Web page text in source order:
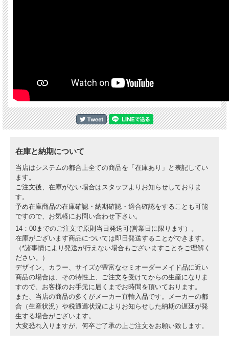
在庫と納期について
当店はシステムの都合上全ての商品を「在庫あり」と表記してい
ます。
ご注文後、在庫がない場合はスタッフよりお知らせしておりま
す。
予め在庫商品の在庫確認・納期確認・適合確認をすることも可能
ですので、お気軽にお問い合わせ下さい。
14：00までのご注文で原則当日発送可(営業日に限ります）。
在庫がございます商品については即日発送することができます。
（*諸事情により発送が行えない場合もございますことをご理解く
ださい。）
デザイン、カラー、サイズが豊富なセミオーダーメイド品に近い
商品の場合は、その特性上、ご注文を受けてからの生産になりま
すので、お客様のお手元に届くまでお時間を頂いております。
また、当店の商品の多くがメーカー直輸入品です。メーカーの都
合（生産状況）や税通過状況によりお知らせした納期の遅延が発
生する場合がございます。
大変恐れ入りますが、何卒ご了承の上ご注文をお願い致します。